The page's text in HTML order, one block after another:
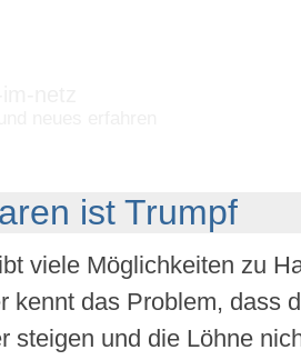
ist Trumpf
viele Möglichkeiten zu
kennt das Problem, dass
steigen und die Löhne